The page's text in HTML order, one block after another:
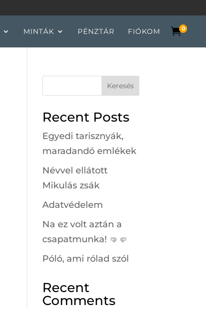
MINTÁK PÉNZTÁR FIÓKOM 0
Keresés
Recent Posts
Egyedi tarisznyák,
maradandó emlékek
Névvel ellátott
Mikulás zsák
Adatvédelem
Na ez volt aztán a
csapatmunka! 🤜🤛
Póló, ami rólad szól
Recent
Comments